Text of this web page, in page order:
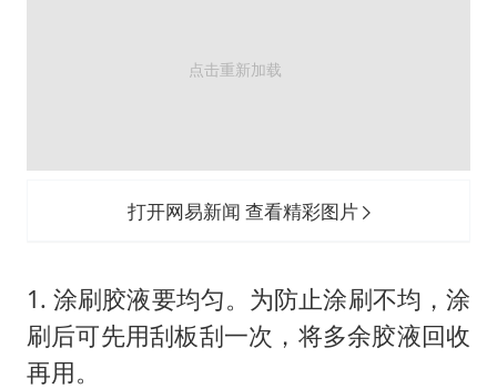
打开网易新闻 查看精彩图片
1. 涂刷胶液要均匀。为防止涂刷不均，涂
刷后可先用刮板刮一次，将多余胶液回收
再用。